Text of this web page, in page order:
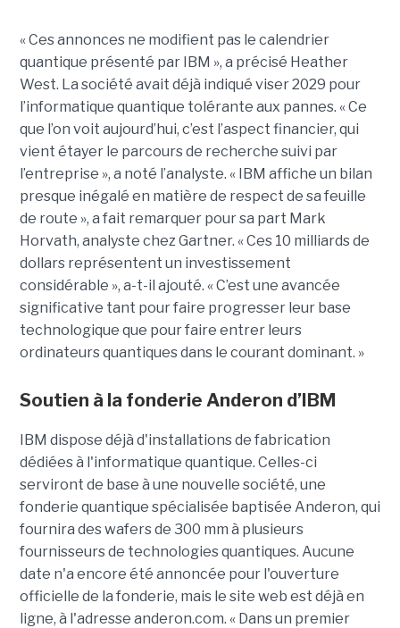
« Ces annonces ne modifient pas le calendrier
quantique présenté par IBM », a précisé Heather
West. La société avait déjà indiqué viser 2029 pour
l’informatique quantique tolérante aux pannes. « Ce
que l’on voit aujourd’hui, c’est l’aspect financier, qui
vient étayer le parcours de recherche suivi par
l’entreprise », a noté l’analyste. « IBM affiche un bilan
presque inégalé en matière de respect de sa feuille
de route », a fait remarquer pour sa part Mark
Horvath, analyste chez Gartner. « Ces 10 milliards de
dollars représentent un investissement
considérable », a-t-il ajouté. « C’est une avancée
significative tant pour faire progresser leur base
technologique que pour faire entrer leurs
ordinateurs quantiques dans le courant dominant. »
Soutien à la fonderie Anderon d’IBM
IBM dispose déjà d'installations de fabrication
dédiées à l'informatique quantique. Celles-ci
serviront de base à une nouvelle société, une
fonderie quantique spécialisée baptisée Anderon, qui
fournira des wafers de 300 mm à plusieurs
fournisseurs de technologies quantiques. Aucune
date n'a encore été annoncée pour l'ouverture
officielle de la fonderie, mais le site web est déjà en
ligne, à l'adresse anderon.com. « Dans un premier